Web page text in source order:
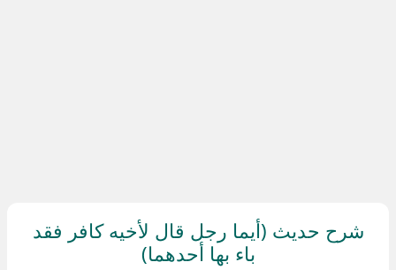
شرح حديث (أيما رجل قال لأخيه كافر فقد
باء بها أحدهما)